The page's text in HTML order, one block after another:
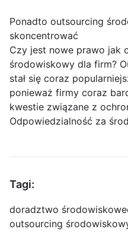
Ponadto outsourcing
skoncentrować
Czy jest nowe prawo jak
środowiskowy dla firm?
stał się coraz
ponieważ firmy coraz
kwestie związane z
Odpowiedzialność za
Tagi:
doradztwo środowiskowe
outsourcing